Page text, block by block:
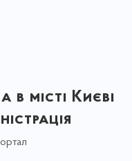
в місті Києві